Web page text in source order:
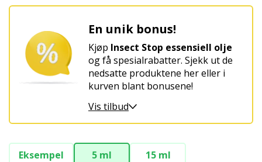
En unik bonus!
Kjøp Insect Stop essensiell olje
og få spesialrabatter. Sjekk ut de
nedsatte produktene her eller i
kurven blant bonusene!
Vis tilbud
Eksempel 5 ml 15 ml